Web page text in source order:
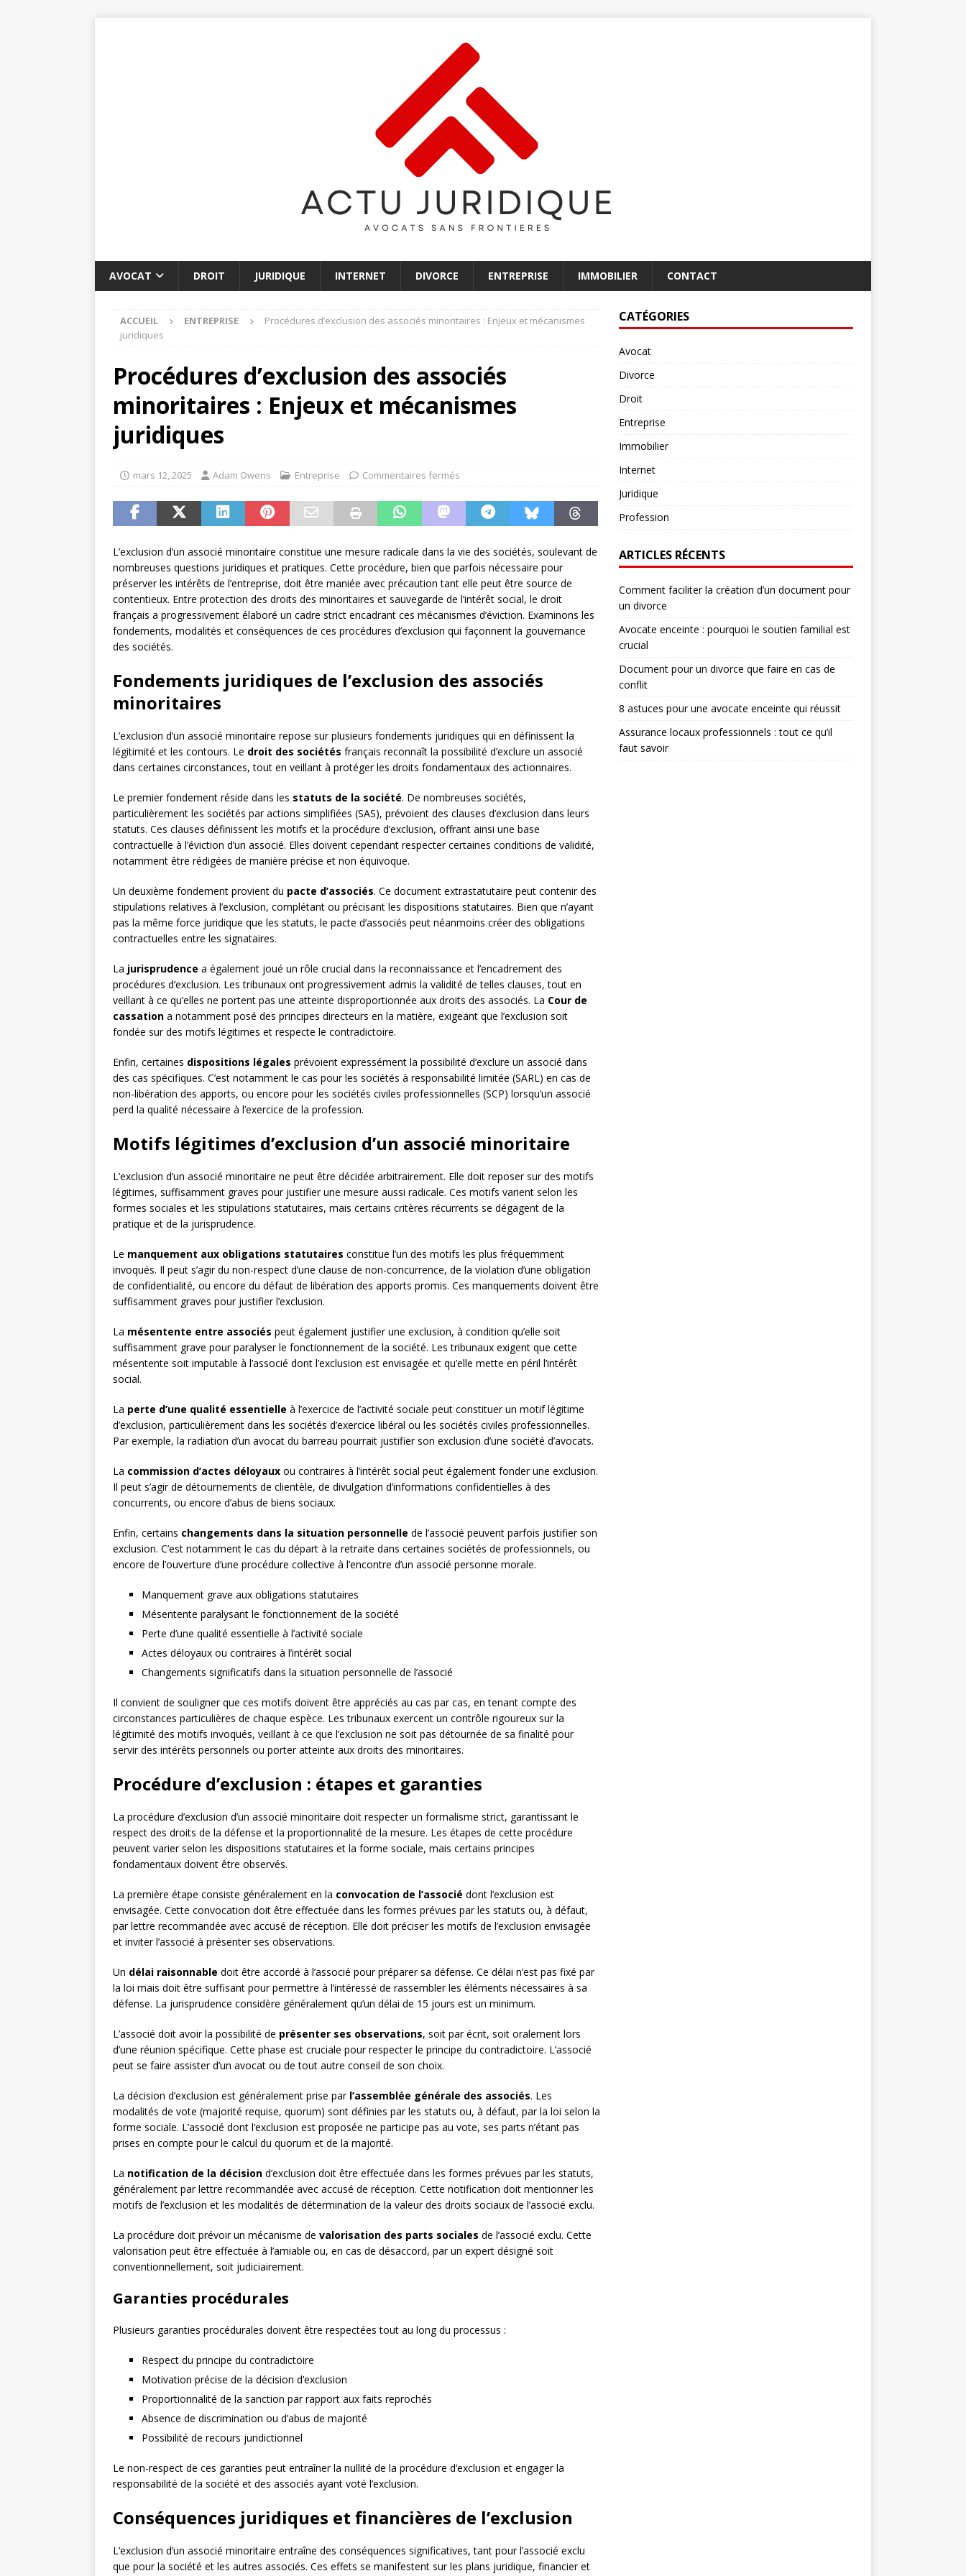
AVOCAT DROIT JURIDIQUE INTERNET DIVORCE ENTREPRISE IMMOBILIER CONTACT
ACCUEIL ENTREPRISE
Procédures d’exclusion des associés minoritaires : Enjeux et mécanismes
juridiques
Procédures d’exclusion des associés
minoritaires : Enjeux et mécanismes
juridiques
mars 12, 2025 Adam Owens Entreprise Commentaires fermés
L’exclusion d’un associé minoritaire constitue une mesure radicale dans la vie des sociétés, soulevant de
nombreuses questions juridiques et pratiques. Cette procédure, bien que parfois nécessaire pour
préserver les intérêts de l’entreprise, doit être maniée avec précaution tant elle peut être source de
contentieux. Entre protection des droits des minoritaires et sauvegarde de l’intérêt social, le droit
français a progressivement élaboré un cadre strict encadrant ces mécanismes d’éviction. Examinons les
fondements, modalités et conséquences de ces procédures d’exclusion qui façonnent la gouvernance
des sociétés.
Fondements juridiques de l’exclusion des associés
minoritaires
L’exclusion d’un associé minoritaire repose sur plusieurs fondements juridiques qui en définissent la
légitimité et les contours. Le droit des sociétés français reconnaît la possibilité d’exclure un associé
dans certaines circonstances, tout en veillant à protéger les droits fondamentaux des actionnaires.
Le premier fondement réside dans les statuts de la société. De nombreuses sociétés,
particulièrement les sociétés par actions simplifiées (SAS), prévoient des clauses d’exclusion dans leurs
statuts. Ces clauses définissent les motifs et la procédure d’exclusion, offrant ainsi une base
contractuelle à l’éviction d’un associé. Elles doivent cependant respecter certaines conditions de validité,
notamment être rédigées de manière précise et non équivoque.
Un deuxième fondement provient du pacte d’associés. Ce document extrastatutaire peut contenir des
stipulations relatives à l’exclusion, complétant ou précisant les dispositions statutaires. Bien que n’ayant
pas la même force juridique que les statuts, le pacte d’associés peut néanmoins créer des obligations
contractuelles entre les signataires.
La jurisprudence a également joué un rôle crucial dans la reconnaissance et l’encadrement des
procédures d’exclusion. Les tribunaux ont progressivement admis la validité de telles clauses, tout en
veillant à ce qu’elles ne portent pas une atteinte disproportionnée aux droits des associés. La Cour de
cassation a notamment posé des principes directeurs en la matière, exigeant que l’exclusion soit
fondée sur des motifs légitimes et respecte le contradictoire.
Enfin, certaines dispositions légales prévoient expressément la possibilité d’exclure un associé dans
des cas spécifiques. C’est notamment le cas pour les sociétés à responsabilité limitée (SARL) en cas de
non-libération des apports, ou encore pour les sociétés civiles professionnelles (SCP) lorsqu’un associé
perd la qualité nécessaire à l’exercice de la profession.
Motifs légitimes d’exclusion d’un associé minoritaire
L’exclusion d’un associé minoritaire ne peut être décidée arbitrairement. Elle doit reposer sur des motifs
légitimes, suffisamment graves pour justifier une mesure aussi radicale. Ces motifs varient selon les
formes sociales et les stipulations statutaires, mais certains critères récurrents se dégagent de la
pratique et de la jurisprudence.
Le manquement aux obligations statutaires constitue l’un des motifs les plus fréquemment
invoqués. Il peut s’agir du non-respect d’une clause de non-concurrence, de la violation d’une obligation
de confidentialité, ou encore du défaut de libération des apports promis. Ces manquements doivent être
suffisamment graves pour justifier l’exclusion.
La mésentente entre associés peut également justifier une exclusion, à condition qu’elle soit
suffisamment grave pour paralyser le fonctionnement de la société. Les tribunaux exigent que cette
mésentente soit imputable à l’associé dont l’exclusion est envisagée et qu’elle mette en péril l’intérêt
social.
La perte d’une qualité essentielle à l’exercice de l’activité sociale peut constituer un motif légitime
d’exclusion, particulièrement dans les sociétés d’exercice libéral ou les sociétés civiles professionnelles.
Par exemple, la radiation d’un avocat du barreau pourrait justifier son exclusion d’une société d’avocats.
La commission d’actes déloyaux ou contraires à l’intérêt social peut également fonder une exclusion.
Il peut s’agir de détournements de clientèle, de divulgation d’informations confidentielles à des
concurrents, ou encore d’abus de biens sociaux.
Enfin, certains changements dans la situation personnelle de l’associé peuvent parfois justifier son
exclusion. C’est notamment le cas du départ à la retraite dans certaines sociétés de professionnels, ou
encore de l’ouverture d’une procédure collective à l’encontre d’un associé personne morale.
Manquement grave aux obligations statutaires
Mésentente paralysant le fonctionnement de la société
Perte d’une qualité essentielle à l’activité sociale
Actes déloyaux ou contraires à l’intérêt social
Changements significatifs dans la situation personnelle de l’associé
Il convient de souligner que ces motifs doivent être appréciés au cas par cas, en tenant compte des
circonstances particulières de chaque espèce. Les tribunaux exercent un contrôle rigoureux sur la
légitimité des motifs invoqués, veillant à ce que l’exclusion ne soit pas détournée de sa finalité pour
servir des intérêts personnels ou porter atteinte aux droits des minoritaires.
Procédure d’exclusion : étapes et garanties
La procédure d’exclusion d’un associé minoritaire doit respecter un formalisme strict, garantissant le
respect des droits de la défense et la proportionnalité de la mesure. Les étapes de cette procédure
peuvent varier selon les dispositions statutaires et la forme sociale, mais certains principes
fondamentaux doivent être observés.
La première étape consiste généralement en la convocation de l’associé dont l’exclusion est
envisagée. Cette convocation doit être effectuée dans les formes prévues par les statuts ou, à défaut,
par lettre recommandée avec accusé de réception. Elle doit préciser les motifs de l’exclusion envisagée
et inviter l’associé à présenter ses observations.
Un délai raisonnable doit être accordé à l’associé pour préparer sa défense. Ce délai n’est pas fixé par
la loi mais doit être suffisant pour permettre à l’intéressé de rassembler les éléments nécessaires à sa
défense. La jurisprudence considère généralement qu’un délai de 15 jours est un minimum.
L’associé doit avoir la possibilité de présenter ses observations, soit par écrit, soit oralement lors
d’une réunion spécifique. Cette phase est cruciale pour respecter le principe du contradictoire. L’associé
peut se faire assister d’un avocat ou de tout autre conseil de son choix.
La décision d’exclusion est généralement prise par l’assemblée générale des associés. Les
modalités de vote (majorité requise, quorum) sont définies par les statuts ou, à défaut, par la loi selon la
forme sociale. L’associé dont l’exclusion est proposée ne participe pas au vote, ses parts n’étant pas
prises en compte pour le calcul du quorum et de la majorité.
La notification de la décision d’exclusion doit être effectuée dans les formes prévues par les statuts,
généralement par lettre recommandée avec accusé de réception. Cette notification doit mentionner les
motifs de l’exclusion et les modalités de détermination de la valeur des droits sociaux de l’associé exclu.
La procédure doit prévoir un mécanisme de valorisation des parts sociales de l’associé exclu. Cette
valorisation peut être effectuée à l’amiable ou, en cas de désaccord, par un expert désigné soit
conventionnellement, soit judiciairement.
Garanties procédurales
Plusieurs garanties procédurales doivent être respectées tout au long du processus :
Respect du principe du contradictoire
Motivation précise de la décision d’exclusion
Proportionnalité de la sanction par rapport aux faits reprochés
Absence de discrimination ou d’abus de majorité
Possibilité de recours juridictionnel
Le non-respect de ces garanties peut entraîner la nullité de la procédure d’exclusion et engager la
responsabilité de la société et des associés ayant voté l’exclusion.
Conséquences juridiques et financières de l’exclusion
L’exclusion d’un associé minoritaire entraîne des conséquences significatives, tant pour l’associé exclu
que pour la société et les autres associés. Ces effets se manifestent sur les plans juridique, financier et
CATÉGORIES
Avocat
Divorce
Droit
Entreprise
Immobilier
Internet
Juridique
Profession
ARTICLES RÉCENTS
Comment faciliter la création d’un document pour
un divorce
Avocate enceinte : pourquoi le soutien familial est
crucial
Document pour un divorce que faire en cas de
conflit
8 astuces pour une avocate enceinte qui réussit
Assurance locaux professionnels : tout ce qu’il
faut savoir